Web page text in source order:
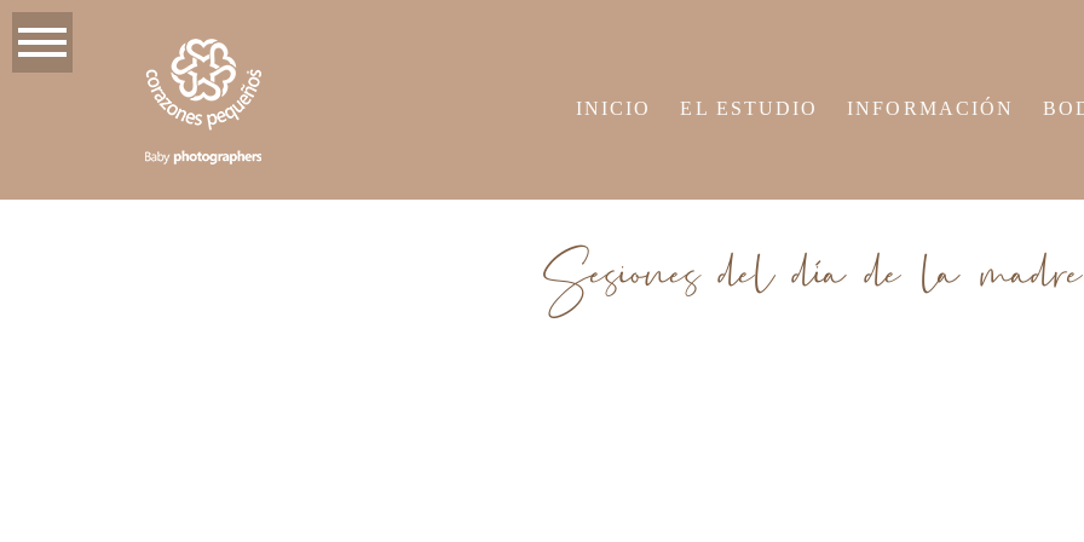
INICIO EL ESTUDIO INFORMACIÓN
Sesiones del día de la madre